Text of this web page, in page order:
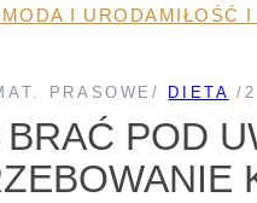
MODA I URODAMIŁOŚĆ I
PRASOWE/ DIETA /
POD